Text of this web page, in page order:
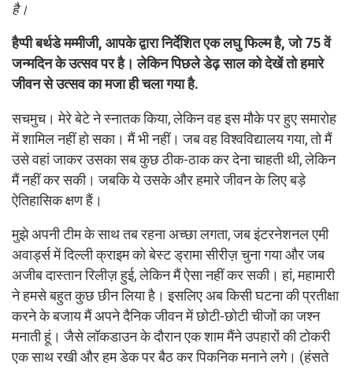
है।
हैप्पी बर्थडे मम्मीजी, आपके द्वारा निर्देशित एक लघु फिल्म है, जो 75 वें
जन्मदिन के उत्सव पर है। लेकिन पिछले डेढ़ साल को देखें तो हमारे
जीवन से उत्सव का मजा ही चला गया है.
सचमुच। मेरे बेटे ने स्नातक किया, लेकिन वह इस मौके पर हुए समारोह
में शामिल नहीं हो सका। मैं भी नहीं। जब वह विश्वविद्यालय गया, तो मैं
उसे वहां जाकर उसका सब कुछ ठीक-ठाक कर देना चाहती थी, लेकिन
मैं नहीं कर सकी। जबकि ये उसके और हमारे जीवन के लिए बड़े
ऐतिहासिक क्षण हैं।
मुझे अपनी टीम के साथ तब रहना अच्छा लगता, जब इंटरनेशनल एमी
अवार्ड्स में दिल्ली क्राइम को बेस्ट ड्रामा सीरीज़ चुना गया और जब
अजीब दास्तान रिलीज़ हुई, लेकिन मैं ऐसा नहीं कर सकी। हां, महामारी
ने हमसे बहुत कुछ छीन लिया है। इसलिए अब किसी घटना की प्रतीक्षा
करने के बजाय मैं अपने दैनिक जीवन में छोटी-छोटी चीजों का जश्न
मनाती हूं। जैसे लॉकडाउन के दौरान एक शाम मैंने उपहारों की टोकरी
एक साथ रखी और हम डेक पर बैठ कर पिकनिक मनाने लगे। (हंसते